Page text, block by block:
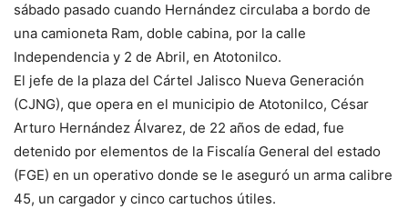
sábado pasado cuando Hernández circulaba a bordo de
una camioneta Ram, doble cabina, por la calle
Independencia y 2 de Abril, en Atotonilco.
El jefe de la plaza del Cártel Jalisco Nueva Generación
(CJNG), que opera en el municipio de Atotonilco, César
Arturo Hernández Álvarez, de 22 años de edad, fue
detenido por elementos de la Fiscalía General del estado
(FGE) en un operativo donde se le aseguró un arma calibre
45, un cargador y cinco cartuchos útiles.